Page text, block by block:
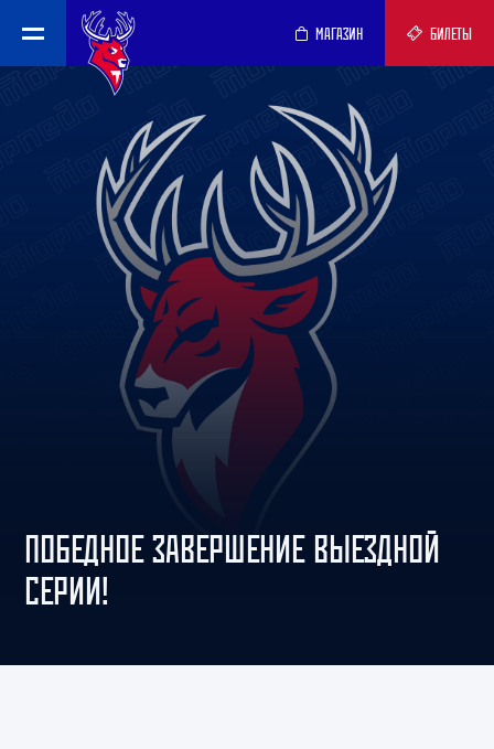
МАГАЗИН БИЛЕТЫ
ПОБЕДНОЕ ЗАВЕРШЕНИЕ ВЫЕЗДНОЙ
СЕРИИ!